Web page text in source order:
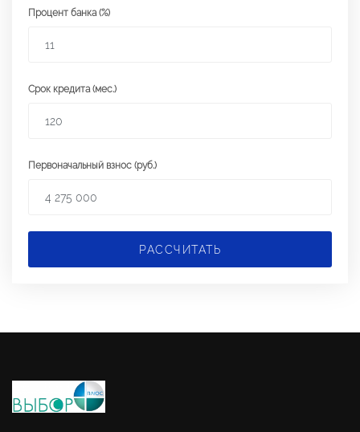
Процент банка (%)
Срок кредита (мес.)
Первоначальный взнос (руб.)
РАССЧИТАТЬ